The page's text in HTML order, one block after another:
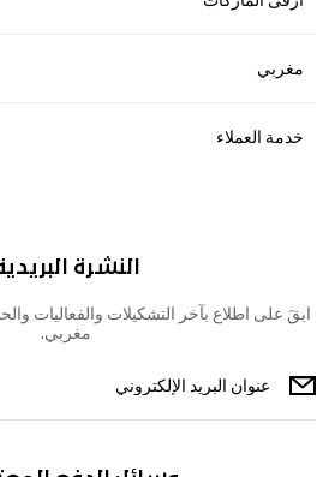
مغربي
خدمة العملاء
النشرة
ابقَ على اطلاع بآخر التشكيلات والفعاليات
مغربي.